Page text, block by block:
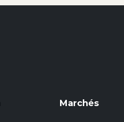
Marchés